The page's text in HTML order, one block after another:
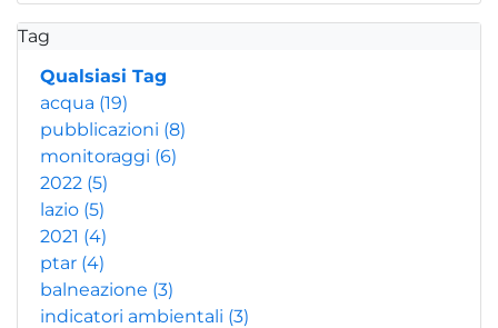
Tag
Qualsiasi Tag
acqua (19)
pubblicazioni (8)
monitoraggi (6)
2022 (5)
lazio (5)
2021 (4)
ptar (4)
balneazione (3)
indicatori ambientali (3)